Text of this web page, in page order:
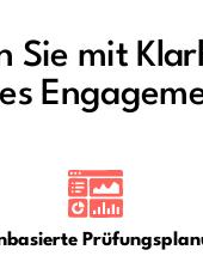
Sie mit